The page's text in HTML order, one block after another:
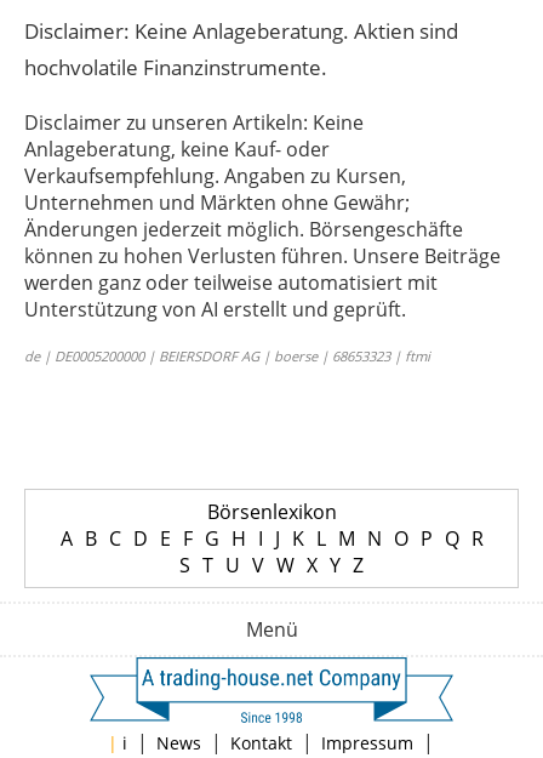
Disclaimer: Keine Anlageberatung. Aktien sind
hochvolatile Finanzinstrumente.
Disclaimer zu unseren Artikeln: Keine
Anlageberatung, keine Kauf- oder
Verkaufsempfehlung. Angaben zu Kursen,
Unternehmen und Märkten ohne Gewähr;
Änderungen jederzeit möglich. Börsengeschäfte
können zu hohen Verlusten führen. Unsere Beiträge
werden ganz oder teilweise automatisiert mit
Unterstützung von AI erstellt und geprüft.
de | DE0005200000 | BEIERSDORF AG | boerse | 68653323 | ftmi
Börsenlexikon
A B C D E F G H I J K L M N O P Q R
S T U V W X Y Z
Menü
| i | News | Kontakt | Impressum |